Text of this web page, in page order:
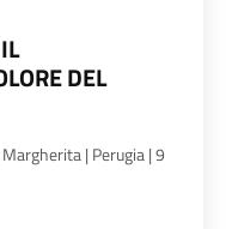
DEL
| Perugia | 9